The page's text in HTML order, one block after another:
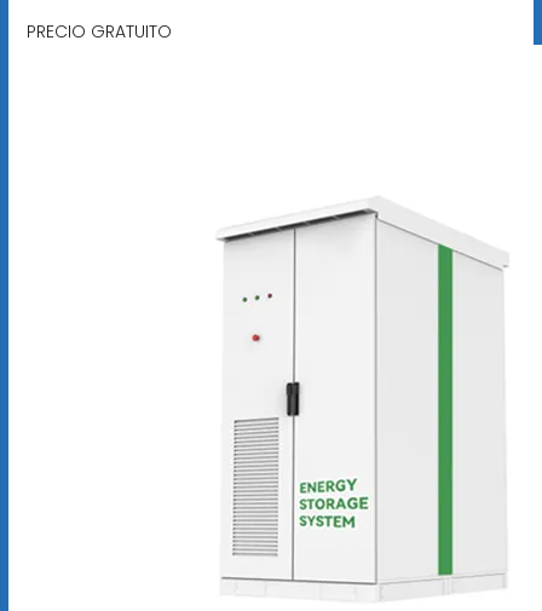
PRECIO GRATUITO